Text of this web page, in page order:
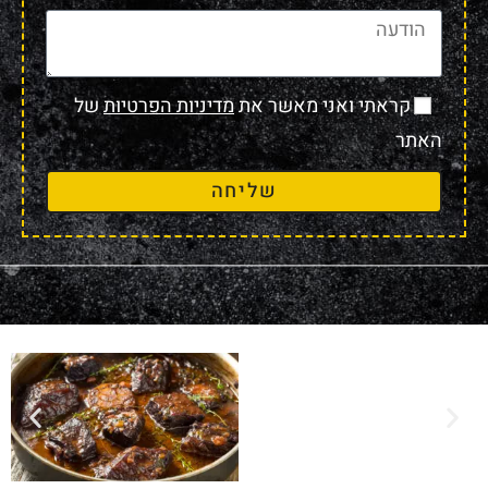
קראתי ואני מאשר אתמדיניות הפרטיותשל
האתר
שליחה